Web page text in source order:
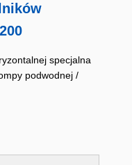
specjalna
podwodnej /